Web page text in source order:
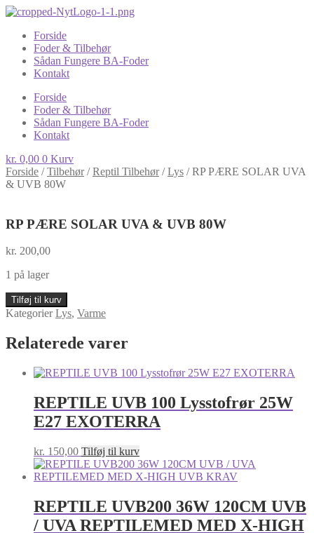
Forside
Foder & Tilbehør
Sådan Fungere BA-Foder
Kontakt
Forside
Foder & Tilbehør
Sådan Fungere BA-Foder
Kontakt
kr. 0,00 0 Kurv
Forside /Tilbehør/Reptil Tilbehør/Lys /RP PÆRE SOLAR UVA
& UVB 80W
RP PÆRE SOLAR UVA & UVB 80W
kr. 200,00
1 på lager
RP
PÆRE
SOLAR
UVA
&
80W
Tilføj til kurv
Kategorier Lys, Varme
Relaterede varer
REPTILE UVB 100 Lysstofrør 25W
E27 EXOTERRA
kr. 150,00 Tilføj til kurv
REPTILE UVB200 36W 120CM UVB
/ UVA REPTILEMED MED X-HIGH